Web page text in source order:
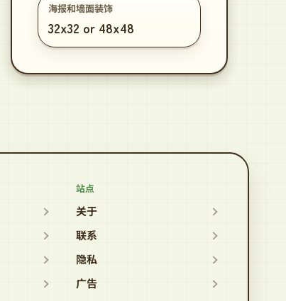
海报和墙面装饰
32x32 or 48x48
站点
关于
联系
隐私
广告